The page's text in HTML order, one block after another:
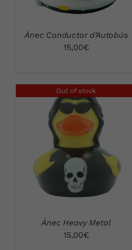
Ànec Conductor d’Autobús
15,00€
Out of stock
VISTA RÁPIDA
Ànec Heavy Metal
15,00€